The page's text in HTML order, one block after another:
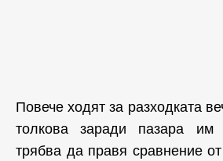
Повече ходят за разходката
толкова заради пазара
трябва да правя сравнение